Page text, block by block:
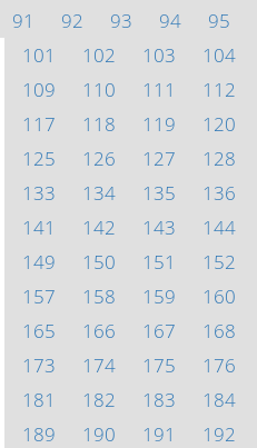
91
92 93 94 95
101
102 103 104
109
110 111 112
117
118 119 120
125
126 127 128
133
134 135 136
141
142 143 144
149
150 151 152
157
158 159 160
165
166 167 168
173
174 175 176
181
182 183 184
189
190 191 192